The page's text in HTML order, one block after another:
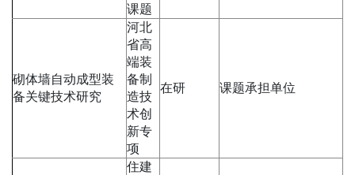
课题
砌体墙自动成型装
备关键技术研究
河北
省高
端装
备制
造技
术创
新专
项
在研 课题承担单位
住建